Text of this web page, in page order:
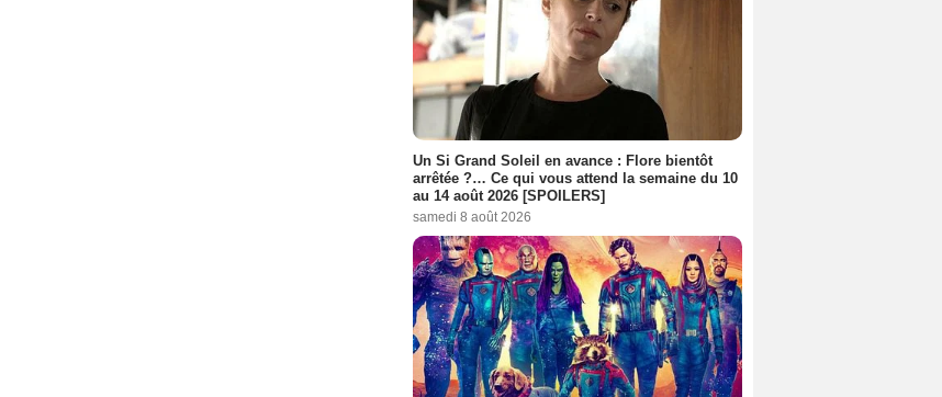
Un Si Grand Soleil en avance : Flore bientôt
arrêtée ?… Ce qui vous attend la semaine du 10
au 14 août 2026 [SPOILERS]
samedi 8 août 2026